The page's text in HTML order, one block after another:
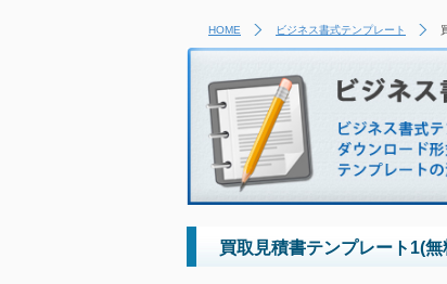
HOME ビジネス書式テンプレート
買取見積書テンプレート1(無